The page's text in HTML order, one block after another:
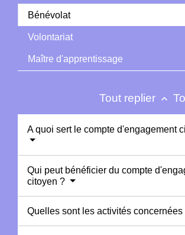
Bénévolat
Volontariat
Maître d'apprentissage
Tout replier keyboard_arrow_up
A quoi sert le compte d'engagement
Qui peut bénéficier du compte
citoyen ?
Quelles sont les activités concernées